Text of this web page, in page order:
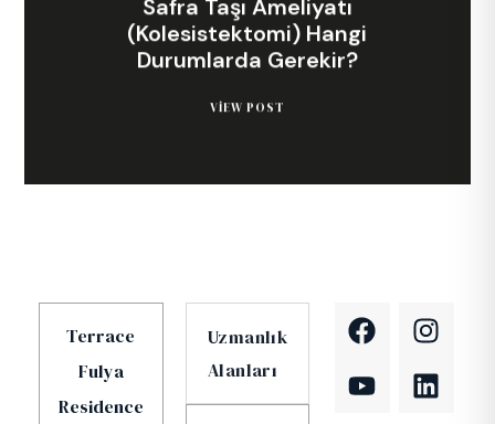
Safra Taşı Ameliyatı
(Kolesistektomi) Hangi
Durumlarda Gerekir?
VIEW POST
Terrace
Fulya
Residence
Uzmanlık
Alanları